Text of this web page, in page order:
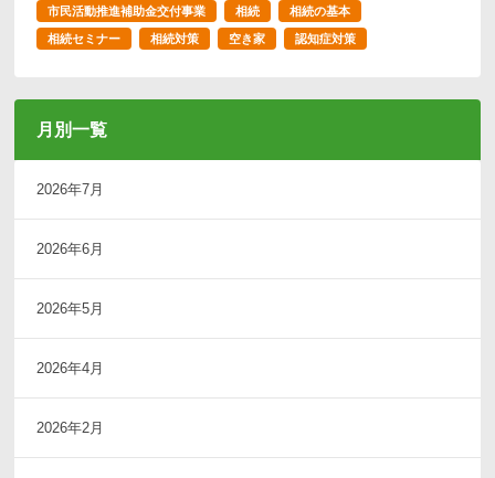
市民活動推進補助金交付事業 相続 相続の基本
相続セミナー 相続対策 空き家 認知症対策
月別一覧
2026年7月
2026年6月
2026年5月
2026年4月
2026年2月